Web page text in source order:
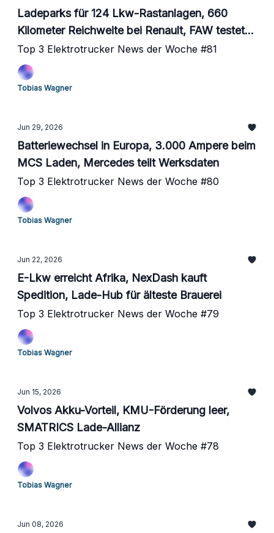
Ladeparks für 124 Lkw-Rastanlagen, 660
Kilometer Reichweite bei Renault, FAW testet
Natrium-Akkus
Top 3 Elektrotrucker News der Woche #81
Tobias Wagner
Jun 29, 2026
Batteriewechsel in Europa, 3.000 Ampere beim
MCS Laden, Mercedes teilt Werksdaten
Top 3 Elektrotrucker News der Woche #80
Tobias Wagner
Jun 22, 2026
E-Lkw erreicht Afrika, NexDash kauft
Spedition, Lade-Hub für älteste Brauerei
Top 3 Elektrotrucker News der Woche #79
Tobias Wagner
Jun 15, 2026
Volvos Akku-Vorteil, KMU-Förderung leer,
SMATRICS Lade-Allianz
Top 3 Elektrotrucker News der Woche #78
Tobias Wagner
Jun 08, 2026